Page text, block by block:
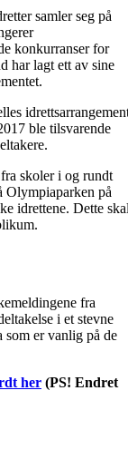
samler seg på
konkurranser for
har lagt ett av sine
ble tilsvarende
skoler i og rundt
Olympiaparken på
idrettene. Dette
fra
i et stevne
som er vanlig på de
her (PS! Endret